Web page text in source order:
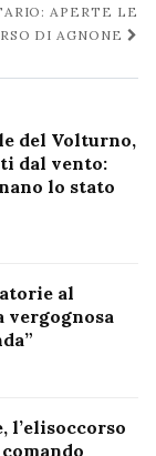
APERTE LE
DI AGNONE
del Volturno,
dal vento:
lo stato
al
vergognosa
l’elisoccorso